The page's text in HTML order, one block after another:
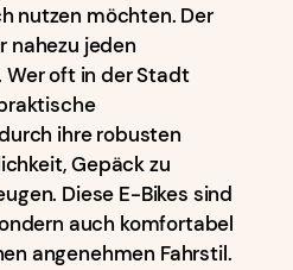
nutzen möchten. Der
nahezu jeden
oft in der Stadt
ihre robusten
Gepäck zu
Diese E-Bikes sind
auch komfortabel
angenehmen Fahrstil.